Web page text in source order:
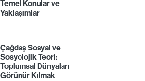
Temel Konular ve
Yaklaşımlar
Çağdaş Sosyal ve
Sosyolojik Teori:
Toplumsal Dünyaları
Görünür Kılmak